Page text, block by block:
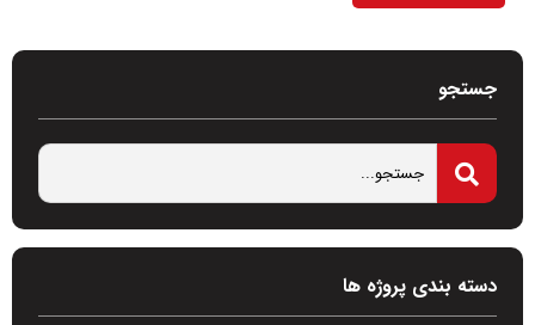
جستجو
دسته بندی پروژه ها